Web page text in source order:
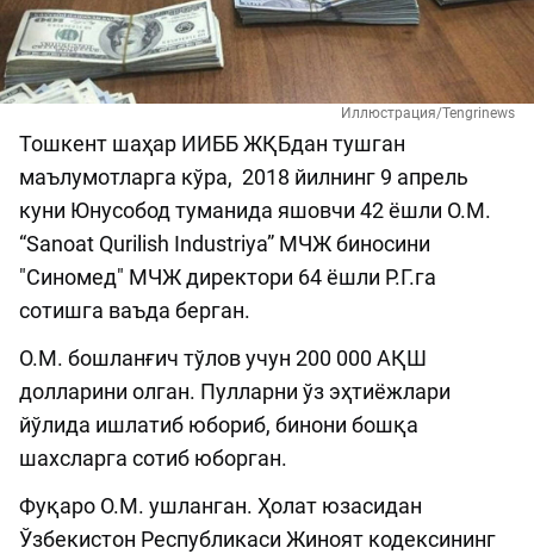
Иллюстрация/Tengrinews
Тошкент шаҳар ИИББ ЖҚБдан тушган
маълумотларга кўра, 2018 йилнинг 9 апрель
куни Юнусобод туманида яшовчи 42 ёшли О.М.
“Sanoat Qurilish Industriya” МЧЖ биносини
"Синомед" МЧЖ директори 64 ёшли Р.Г.га
сотишга ваъда берган.
О.М. бошланғич тўлов учун 200 000 АҚШ
долларини олган. Пулларни ўз эҳтиёжлари
йўлида ишлатиб юбориб, бинони бошқа
шахсларга сотиб юборган.
Фуқаро О.М. ушланган. Ҳолат юзасидан
Ўзбекистон Республикаси Жиноят кодексининг